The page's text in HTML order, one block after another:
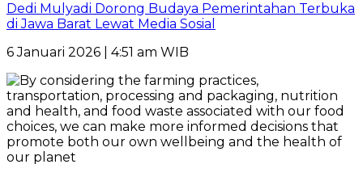
Dedi Mulyadi Dorong Budaya Pemerintahan Terbuka
di Jawa Barat Lewat Media Sosial
6 Januari 2026 | 4:51 am WIB